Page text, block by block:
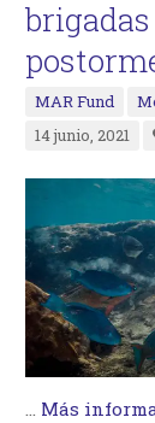
MAR Fund
14 junio, 2021
… Más